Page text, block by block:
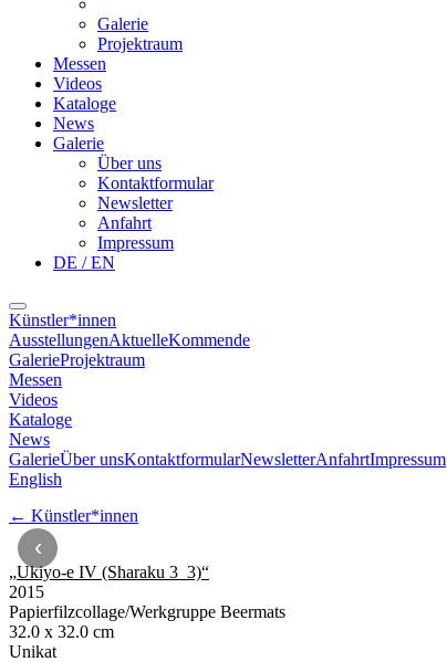
Galerie
Projektraum
Messen
Videos
Kataloge
News
Galerie
Über uns
Kontaktformular
Newsletter
Anfahrt
Impressum
DE / EN
Künstler*innen
AusstellungenAktuelleKommende
GalerieProjektraum
Messen
Videos
Kataloge
News
GalerieÜber unsKontaktformularNewsletterAnfahrtImpressum
English
← Künstler*innen
‹
„Ukiyo-e IV (Sharaku 3_3)“
2015
Papierfilzcollage/Werkgruppe Beermats
32.0 x 32.0 cm
Unikat